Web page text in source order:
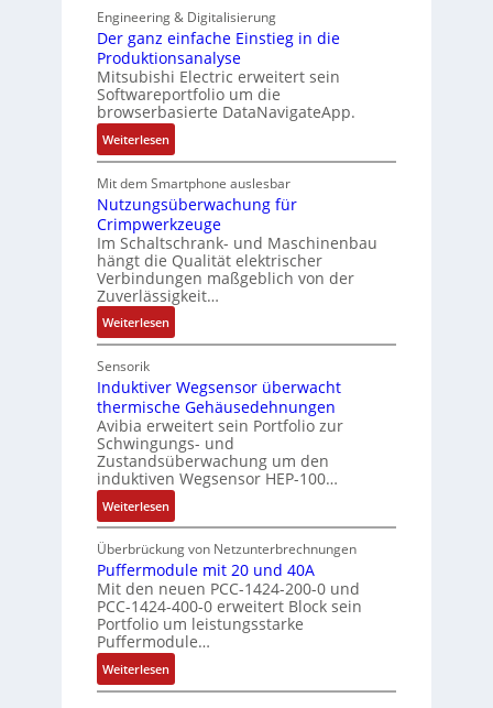
n
c
o
d
e
r
n
g
u
l
a
t
i
o
e
i
l
e
r
h
ä
l
t
S
c
h
u
t
z
l
k
b
e
s
c
i
h
t
u
n
g
f
ü
n
s
o
r
l
o
s
e
F
a
n
g
s
c
h
a
u
n
g
Engineering & Digitalisierung
Der ganz einfache Einstieg in die
Produktionsanalyse
Mitsubishi Electric erweitert sein
Softwareportfolio um die
browserbasierte DataNavigateApp.
Weiterlesen:
D
e
r
g
a
n
z
e
i
n
a
c
h
e
E
i
n
t
i
e
g
i
n
d
Mit dem Smartphone auslesbar
Nutzungsüberwachung für
Crimpwerkzeuge
Im Schaltschrank- und Maschinenbau
hängt die Qualität elektrischer
Verbindungen maßgeblich von der
Zuverlässigkeit…
Weiterlesen:
N
t
z
u
n
g
s
ü
b
e
r
w
a
c
h
u
n
Sensorik
Induktiver Wegsensor überwacht
thermische Gehäusedehnungen
Avibia erweitert sein Portfolio zur
Schwingungs- und
Zustandsüberwachung um den
induktiven Wegsensor HEP-100…
Weiterlesen:
I
n
d
u
k
t
i
v
e
Überbrückung von Netzunterbrechnungen
Puffermodule mit 20 und 40A
Mit den neuen PCC-1424-200-0 und
PCC-1424-400-0 erweitert Block sein
Portfolio um leistungsstarke
Puffermodule…
Weiterlesen:
P